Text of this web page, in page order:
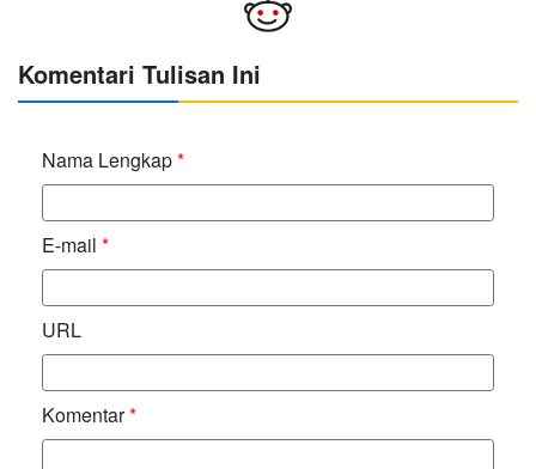
Komentari Tulisan Ini
Nama Lengkap*
E-mail *
URL
Komentar*